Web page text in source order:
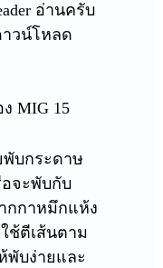
อ่านครับ
วน์โหลด
MIG15
พับกระดาษ
จะพับกับ
กกาหมึกแห้ง
ช้ตีเส้นตาม
พับง่ายและ